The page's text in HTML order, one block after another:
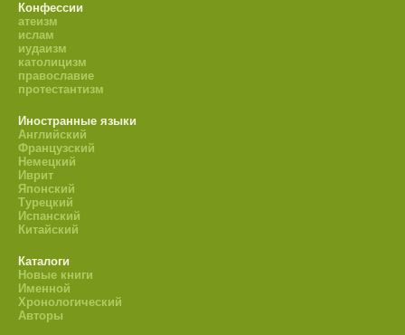
Конфессии
атеизм
ислам
иудаизм
католицизм
православие
протестантизм
Иностранные языки
Английский
Французский
Немецкий
Иврит
Японский
Турецкий
Испанский
Китайский
Каталоги
Новые книги
Именной
Хронологический
Авторы